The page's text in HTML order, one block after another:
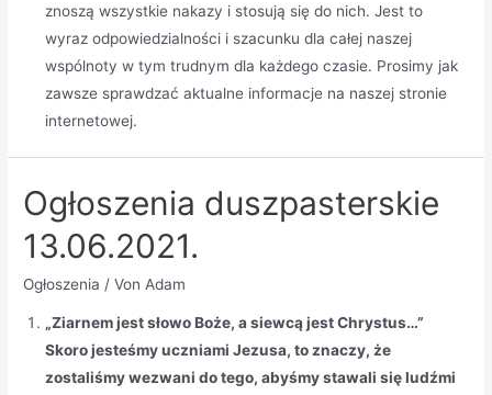
znoszą wszystkie nakazy i stosują się do nich. Jest to
wyraz odpowiedzialności i szacunku dla całej naszej
wspólnoty w tym trudnym dla każdego czasie. Prosimy jak
zawsze sprawdzać aktualne informacje na naszej stronie
internetowej.
Ogłoszenia duszpasterskie
13.06.2021.
Ogłoszenia / Von Adam
„Ziarnem jest słowo Boże, a siewcą jest Chrystus…”
Skoro jesteśmy uczniami Jezusa, to znaczy, że
zostaliśmy wezwani do tego, abyśmy stawali się ludźmi